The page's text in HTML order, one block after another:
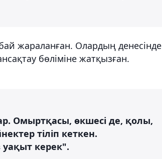
жараланған. Олардың денесінде
бөліміне жатқызған.
Омыртқасы, өкшесі де, қолы,
тіліп кеткен.
уақыт керек".